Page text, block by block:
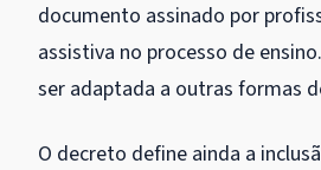
documento assinado por
assistiva no processo de
ser adaptada a outras formas
O decreto define ainda a